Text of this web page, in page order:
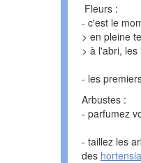
Fleurs :
- c'est le
> en pleine
> à l'abri,
- les
Arbustes :
- parfumez
- taillez les
des